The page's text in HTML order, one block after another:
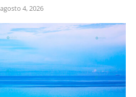
agosto 4, 2026